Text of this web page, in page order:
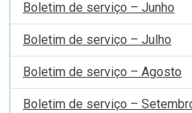
Boletim de serviço – Junho
Boletim de serviço – Julho
Boletim de serviço – Agosto
Boletim de serviço –